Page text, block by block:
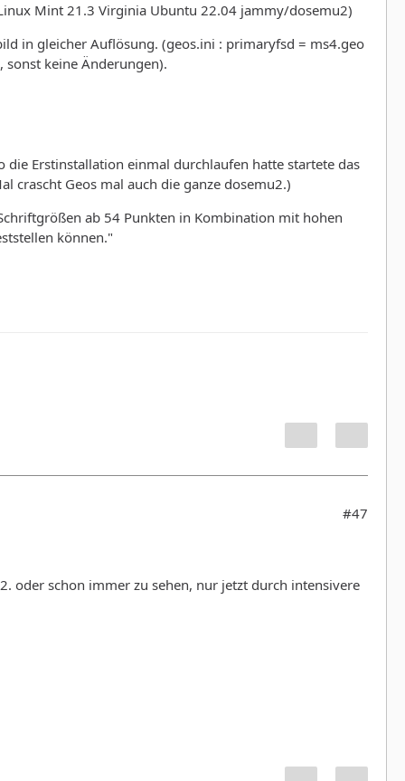
Mint 21.3 Virginia Ubuntu 22.04 jammy/dosemu2)
in gleicher Auflösung. (geos.ini : primaryfsd = ms4.geo
sonst keine Änderungen).
die Erstinstallation einmal durchlaufen hatte startete das
crascht Geos mal auch die ganze dosemu2.)
ab 54 Punkten in Kombination mit hohen
können."
#47
oder schon immer zu sehen, nur jetzt durch intensivere